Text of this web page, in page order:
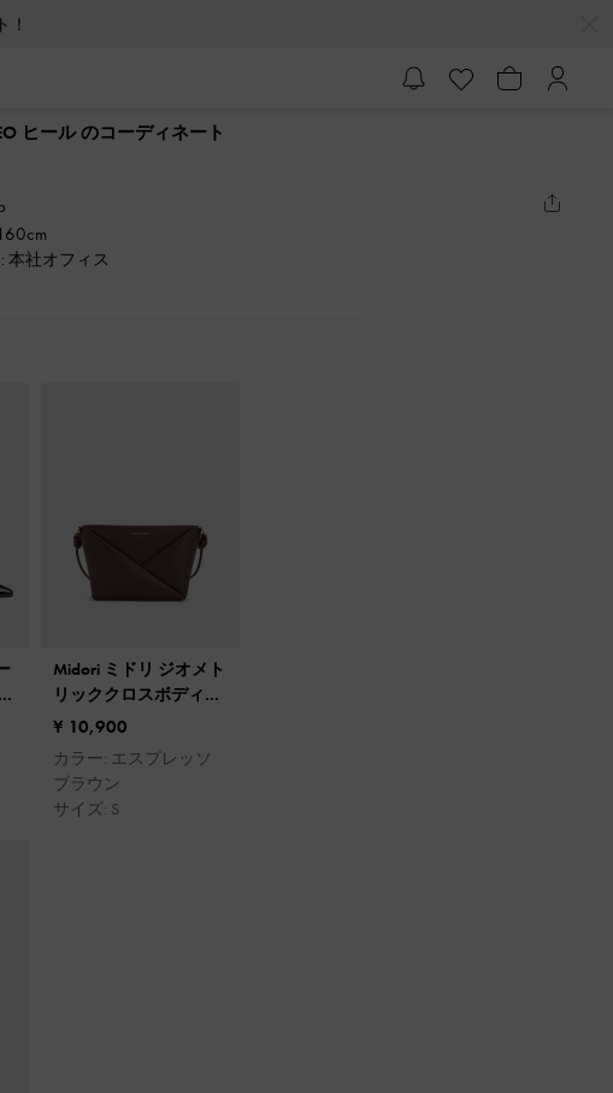
！
ヒール のコーディネート
本社オフィス
Midori ミドリ ジオメト
リッククロスボディバ
ッグ
¥ 10,900
カラー: エスプレッソ
ブラウン
サイズ: S